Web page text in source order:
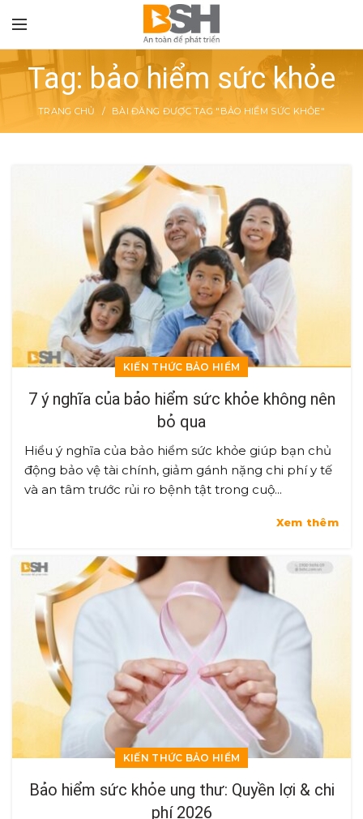
Tag: bảo hiểm sức khỏe
TRANG CHỦ BÀI ĐĂNG ĐƯỢC TAG "BẢO HIỂM SỨC KHỎE"
KIẾN THỨC BẢO HIỂM
7 ý nghĩa của bảo hiểm sức khỏe không nên
bỏ qua
Hiểu ý nghĩa của bảo hiểm sức khỏe giúp bạn chủ
động bảo vệ tài chính, giảm gánh nặng chi phí y tế
và an tâm trước rủi ro bệnh tật trong cuộ...
Xem thêm
KIẾN THỨC BẢO HIỂM
Bảo hiểm sức khỏe ung thư: Quyền lợi & chi
phí 2026